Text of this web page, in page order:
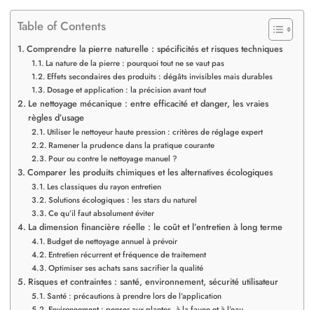
Table of Contents
Comprendre la pierre naturelle : spécificités et risques techniques
La nature de la pierre : pourquoi tout ne se vaut pas
Effets secondaires des produits : dégâts invisibles mais durables
Dosage et application : la précision avant tout
Le nettoyage mécanique : entre efficacité et danger, les vraies
règles d’usage
Utiliser le nettoyeur haute pression : critères de réglage expert
Ramener la prudence dans la pratique courante
Pour ou contre le nettoyage manuel ?
Comparer les produits chimiques et les alternatives écologiques
Les classiques du rayon entretien
Solutions écologiques : les stars du naturel
Ce qu’il faut absolument éviter
La dimension financière réelle : le coût et l’entretien à long terme
Budget de nettoyage annuel à prévoir
Entretien récurrent et fréquence de traitement
Optimiser ses achats sans sacrifier la qualité
Risques et contraintes : santé, environnement, sécurité utilisateur
Santé : précautions à prendre lors de l’application